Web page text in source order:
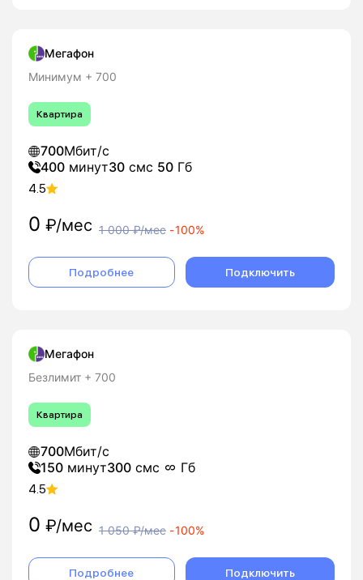
Мегафон
Минимум + 700
Квартира
700Мбит/с
400 минут30 смс 50 Гб
4.5
0 ₽/мес 1 000₽/мес -100%
Подробнее Подключить
Мегафон
Безлимит + 700
Квартира
700Мбит/с
150 минут300 смс Гб
4.5
0 ₽/мес 1 050₽/мес -100%
Подробнее Подключить